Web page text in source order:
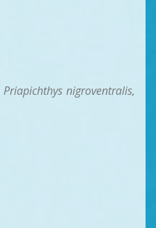
Priapichthys nigroventralis,